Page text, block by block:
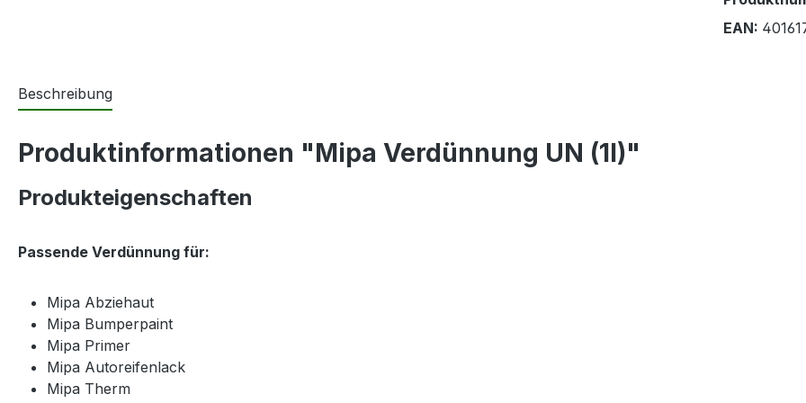
EAN:
Beschreibung
Produktinformationen "Mipa Verdünnung UN (1l)"
Produkteigenschaften
Passende Verdünnung für:
Mipa Abziehaut
Mipa Bumperpaint
Mipa Primer
Mipa Autoreifenlack
Mipa Therm